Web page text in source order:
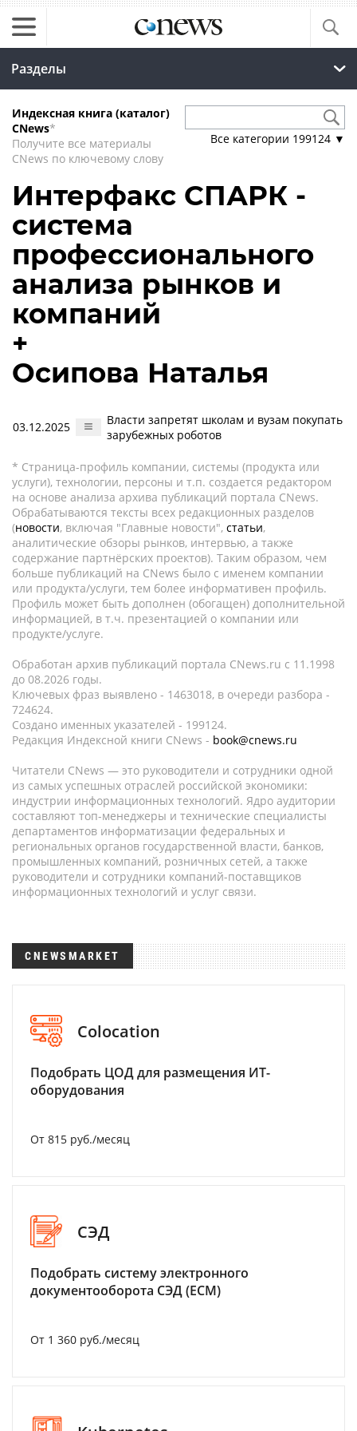
Разделы
Индексная книга (каталог)
CNews*
Получите все материалы
CNews по ключевому слову
Все категории 199124 ▼
Интерфакс СПАРК -
система
профессионального
анализа рынков и
компаний
+
Осипова Наталья
03.12.2025
Власти запретят школам и вузам покупать
зарубежных роботов
* Страница-профиль компании, системы (продукта или
услуги), технологии, персоны и т.п. создается редактором
на основе анализа архива публикаций портала CNews.
Обрабатываются тексты всех редакционных разделов
(новости, включая "Главные новости", статьи,
аналитические обзоры рынков, интервью, а также
содержание партнёрских проектов). Таким образом, чем
больше публикаций на CNews было с именем компании
или продукта/услуги, тем более информативен профиль.
Профиль может быть дополнен (обогащен) дополнительной
информацией, в т.ч. презентацией о компании или
продукте/услуге.
Обработан архив публикаций портала CNews.ru c 11.1998
до 08.2026 годы.
Ключевых фраз выявлено - 1463018, в очереди разбора -
724624.
Создано именных указателей - 199124.
Редакция Индексной книги CNews - book@cnews.ru
Читатели CNews — это руководители и сотрудники одной
из самых успешных отраслей российской экономики:
индустрии информационных технологий. Ядро аудитории
составляют топ-менеджеры и технические специалисты
департаментов информатизации федеральных и
региональных органов государственной власти, банков,
промышленных компаний, розничных сетей, а также
руководители и сотрудники компаний-поставщиков
информационных технологий и услуг связи.
CNEWSMARKET
Colocation
Подобрать ЦОД для размещения ИТ-
оборудования
От 815 руб./месяц
СЭД
Подобрать систему электронного
документооборота СЭД (ECM)
От 1 360 руб./месяц